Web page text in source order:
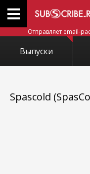
Отправляет email-
Выпуски
Spascold